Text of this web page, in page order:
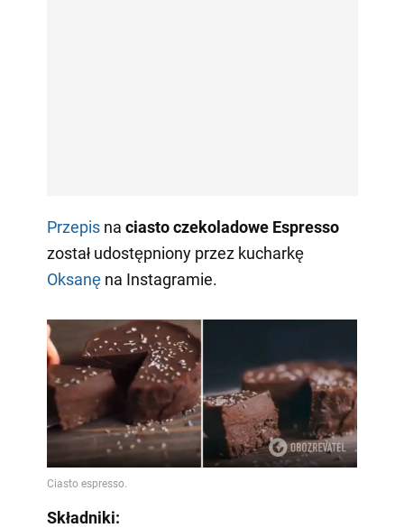
Przepisna ciasto czekoladowe Espresso
został udostępniony przez kucharkę
Oksanęna Instagramie.
Składniki: